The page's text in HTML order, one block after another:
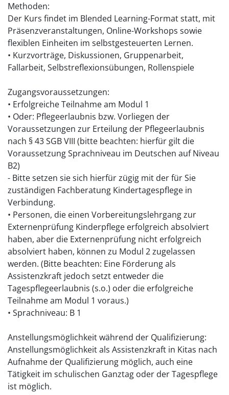
Methoden:
Der Kurs findet im Blended Learning-Format statt, mit
Präsenzveranstaltungen, Online-Workshops sowie
flexiblen Einheiten im selbstgesteuerten Lernen.
• Kurzvorträge, Diskussionen, Gruppenarbeit,
Fallarbeit, Selbstreflexionsübungen, Rollenspiele
Zugangsvoraussetzungen:
• Erfolgreiche Teilnahme am Modul 1
• Oder: Pflegeerlaubnis bzw. Vorliegen der
Voraussetzungen zur Erteilung der Pflegeerlaubnis
nach § 43 SGB VIII (bitte beachten: hierfür gilt die
Voraussetzung Sprachniveau im Deutschen auf Niveau
B2)
- Bitte setzen sie sich hierfür zügig mit der für Sie
zuständigen Fachberatung Kindertagespflege in
Verbindung.
• Personen, die einen Vorbereitungslehrgang zur
Externenprüfung Kinderpflege erfolgreich absolviert
haben, aber die Externenprüfung nicht erfolgreich
absolviert haben, können zu Modul 2 zugelassen
werden. (Bitte beachten: Eine Förderung als
Assistenzkraft jedoch setzt entweder die
Tagespflegeerlaubnis (s.o.) oder die erfolgreiche
Teilnahme am Modul 1 voraus.)
• Sprachniveau: B 1
Anstellungsmöglichkeit während der Qualifizierung:
Anstellungsmöglichkeit als Assistenzkraft in Kitas nach
Aufnahme der Qualifizierung möglich, auch eine
Tätigkeit im schulischen Ganztag oder der Tagespflege
ist möglich.